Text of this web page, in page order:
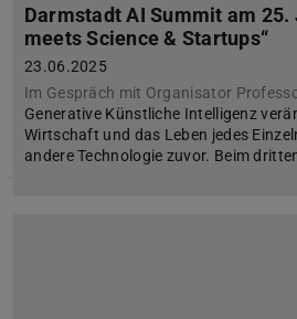
Darmstadt AI Summit am 25.
meets Science & Startups“
23.06.2025
Im Gespräch mit Organisator
Generative Künstliche Intelligenz
Wirtschaft und das Leben jedes
andere Technologie zuvor. Beim